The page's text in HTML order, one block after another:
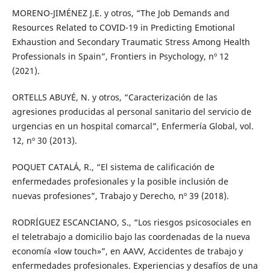
MORENO-JIMÉNEZ J.E. y otros, “The Job Demands and
Resources Related to COVID-19 in Predicting Emotional
Exhaustion and Secondary Traumatic Stress Among Health
Professionals in Spain”, Frontiers in Psychology, nº 12
(2021).
ORTELLS ABUYÉ, N. y otros, “Caracterización de las
agresiones producidas al personal sanitario del servicio de
urgencias en un hospital comarcal”, Enfermería Global, vol.
12, nº 30 (2013).
POQUET CATALÁ, R., “El sistema de calificación de
enfermedades profesionales y la posible inclusión de
nuevas profesiones”, Trabajo y Derecho, nº 39 (2018).
RODRÍGUEZ ESCANCIANO, S., “Los riesgos psicosociales en
el teletrabajo a domicilio bajo las coordenadas de la nueva
economía «low touch»”, en AAVV, Accidentes de trabajo y
enfermedades profesionales. Experiencias y desafíos de una